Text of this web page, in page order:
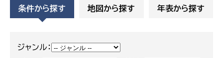
農業委
員会事
務局
農業委員
会事務局
議会局
条件から探す 地図から探す 年表から探す
ジャンル：